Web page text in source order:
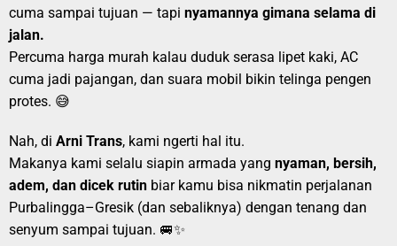
cuma sampai tujuan — tapi nyamannya gimana selama di
jalan.
Percuma harga murah kalau duduk serasa lipet kaki, AC
cuma jadi pajangan, dan suara mobil bikin telinga pengen
protes. 😅
Nah, di Arni Trans, kami ngerti hal itu.
Makanya kami selalu siapin armada yang nyaman, bersih,
adem, dan dicek rutin biar kamu bisa nikmatin perjalanan
Purbalingga–Gresik (dan sebaliknya) dengan tenang dan
senyum sampai tujuan. 🚐✨